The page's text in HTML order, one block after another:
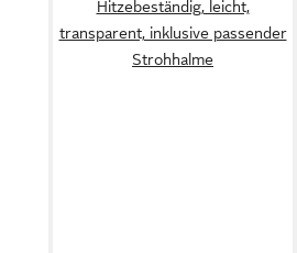
Hitzebeständig, leicht,
transparent, inklusive passender
Strohhalme